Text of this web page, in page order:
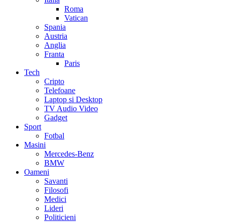
Roma
Vatican
Spania
Austria
Anglia
Franta
Paris
Tech
Cripto
Telefoane
Laptop si Desktop
TV Audio Video
Gadget
Sport
Fotbal
Masini
Mercedes-Benz
BMW
Oameni
Savanti
Filosofi
Medici
Lideri
Politicieni